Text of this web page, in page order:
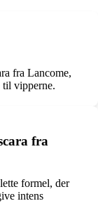
fra Lancome,
vipperne.
fra
formel, der
intens